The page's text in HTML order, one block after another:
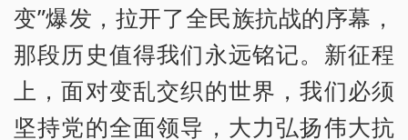
变”爆发，拉开了全民族抗战的序幕，
那段历史值得我们永远铭记。新征程
上，面对变乱交织的世界，我们必须
坚持党的全面领导，大力弘扬伟大抗